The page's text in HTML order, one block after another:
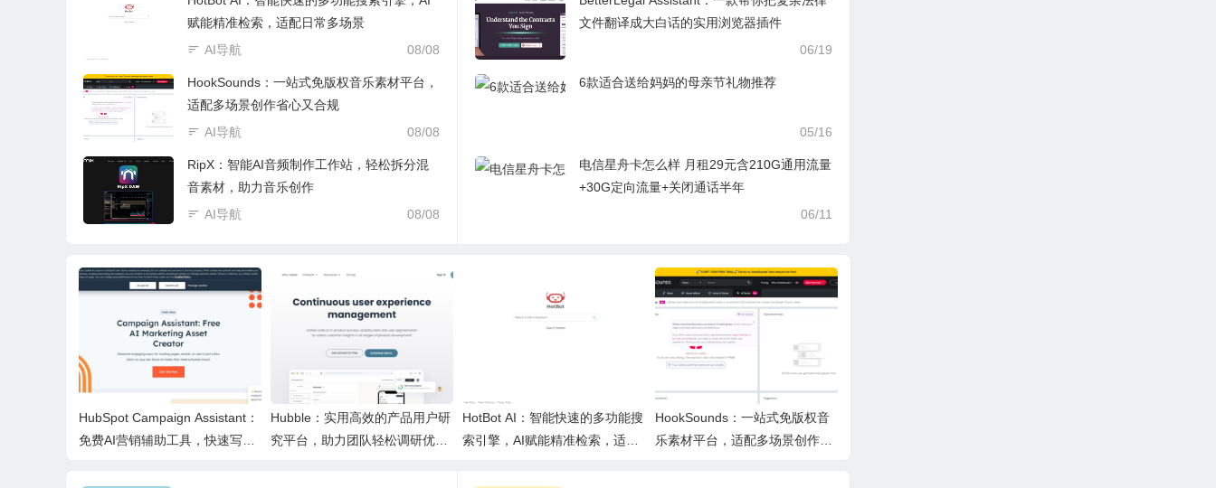
赋能精准检索，适配日常多场景
08/08
AI导航
HookSounds：一站式免版权音乐素材平台，
适配多场景创作省心又合规
08/08
AI导航
RipX：智能AI音频制作工作站，轻松拆分混
音素材，助力音乐创作
08/08
AI导航
文件翻译成大白话的实用浏览器插件
06/19
6款适合送给妈妈的母亲节礼物推荐
05/16
电信星舟卡怎么样 月租29元含210G通用流量
+30G定向流量+关闭通话半年
06/11
HubSpot Campaign Assistant：
免费AI营销辅助工具，快速写文
Hubble：实用高效的产品用户研
究平台，助力团队轻松调研优化
HotBot AI：智能快速的多功能搜
索引擎，AI赋能精准检索，适配
HookSounds：一站式免版权音
乐素材平台，适配多场景创作省